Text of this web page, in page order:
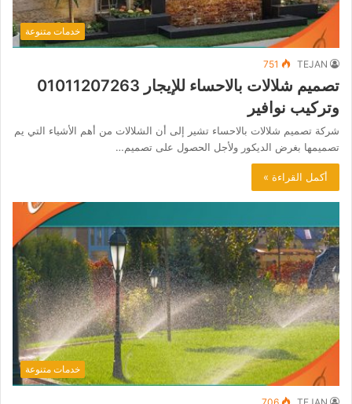
خدمات متنوعة
TEJAN
751
تصميم شلالات بالاحساء للإيجار 01011207263
وتركيب نوافير
شركة تصميم شلالات بالاحساء تشير إلى أن الشلالات من أهم الأشياء التي يم
تصميمها بغرض الديكور ولأجل الحصول على تصميم…
أكمل القراءة »
خدمات متنوعة